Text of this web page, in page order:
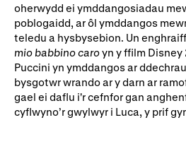
oherwydd ei ymddangosiadau
poblogaidd, ar ôl ymddangos
teledu a hysbysebion. Un
mio babbino caroyn y ffilm Disney
Puccini yn ymddangos ar
bysgotwr wrando ar y darn ar
gael ei daflu i'r cefnfor gan
cyflwyno’r gwylwyr i Luca, y prif